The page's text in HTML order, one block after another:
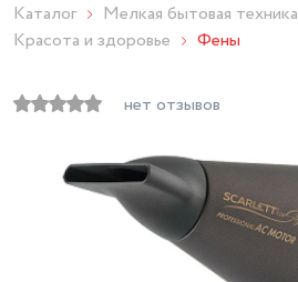
Каталог
Мелкая бытовая техника
Красота и здоровье
Фены
нет отзывов